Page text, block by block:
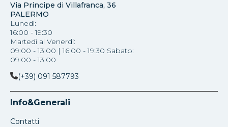
Via Principe di Villafranca, 36
PALERMO
Lunedì:
16:00 - 19:30
Martedì al Venerdi:
09:00 - 13:00 | 16:00 - 19:30 Sabato:
09:00 - 13:00
(+39) 091 587793
Info&Generali
Contatti